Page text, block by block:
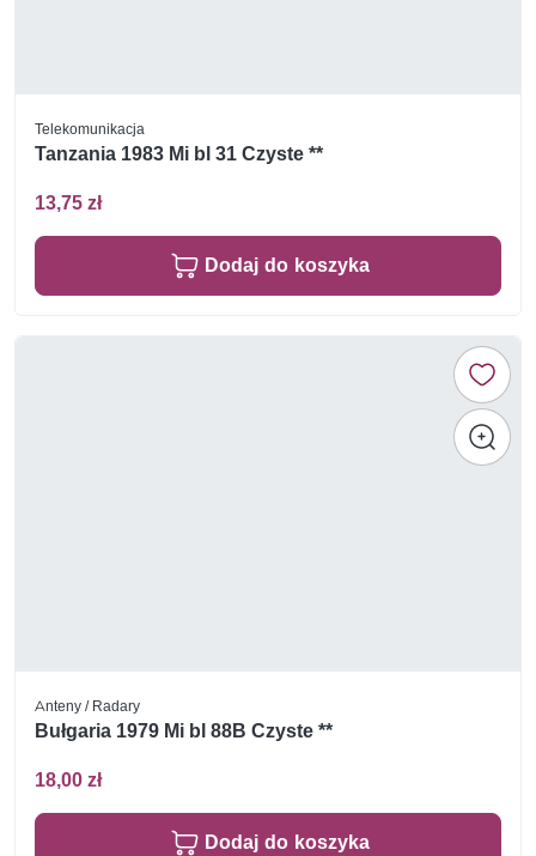
Telekomunikacja
Tanzania 1983 Mi bl 31 Czyste **
13,75 zł
Dodaj do koszyka
Anteny / Radary
Bułgaria 1979 Mi bl 88B Czyste **
18,00 zł
Dodaj do koszyka